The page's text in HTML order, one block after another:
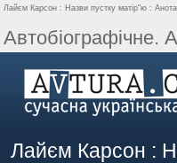
Лайєм Карсон : Назви пустку матір"ю :
Автобіографічне.
Лайєм Карсон :